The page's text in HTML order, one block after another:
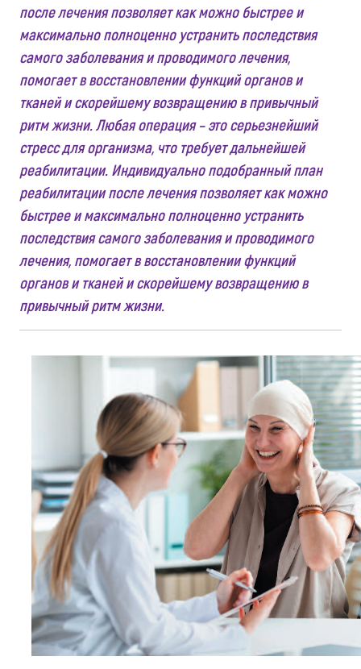
после лечения позволяет как можно быстрее и
максимально полноценно устранить последствия
самого заболевания и проводимого лечения,
помогает в восстановлении функций органов и
тканей и скорейшему возвращению в привычный
ритм жизни. Любая операция – это серьезнейший
стресс для организма, что требует дальнейшей
реабилитации. Индивидуально подобранный план
реабилитации после лечения позволяет как можно
быстрее и максимально полноценно устранить
последствия самого заболевания и проводимого
лечения, помогает в восстановлении функций
органов и тканей и скорейшему возвращению в
привычный ритм жизни.